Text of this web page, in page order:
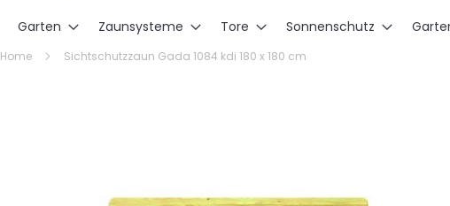
Garten Zaunsysteme Tore Sonnenschutz
Home Sichtschutzzaun Gada 1084 kdi 180 x 180 cm